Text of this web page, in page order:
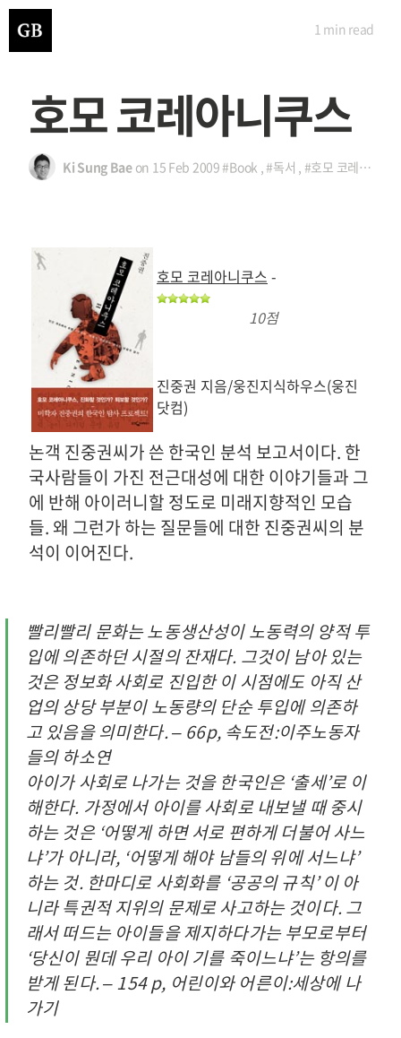
호모 코레아니쿠스
Ki Sung Baeon 15 Feb 2009#Book ,#독서 , #호모 코레아니쿠스
1 min read
호모 코레아니쿠스 -
10점
진중권 지음/웅진지식하우스(웅진
닷컴)
논객 진중권씨가 쓴 한국인 분석 보고서이다. 한
국사람들이 가진 전근대성에 대한 이야기들과 그
에 반해 아이러니할 정도로 미래지향적인 모습
들. 왜 그런가 하는 질문들에 대한 진중권씨의 분
석이 이어진다.
빨리빨리 문화는 노동생산성이 노동력의 양적 투
입에 의존하던 시절의 잔재다. 그것이 남아 있는
것은 정보화 사회로 진입한 이 시점에도 아직 산
업의 상당 부분이 노동량의 단순 투입에 의존하
고 있음을 의미한다. – 66p, 속도전:이주노동자
들의 하소연
아이가 사회로 나가는 것을 한국인은 ‘출세’로 이
해한다. 가정에서 아이를 사회로 내보낼 때 중시
하는 것은 ‘어떻게 하면 서로 편하게 더불어 사느
냐’가 아니라, ‘어떻게 해야 남들의 위에 서느냐’
하는 것. 한마디로 사회화를 ‘공공의 규칙’ 이 아
니라 특권적 지위의 문제로 사고하는 것이다. 그
래서 떠드는 아이들을 제지하다가는 부모로부터
‘당신이 뭔데 우리 아이 기를 죽이느냐’는 항의를
받게 된다. – 154 p, 어린이와 어른이:세상에 나
가기